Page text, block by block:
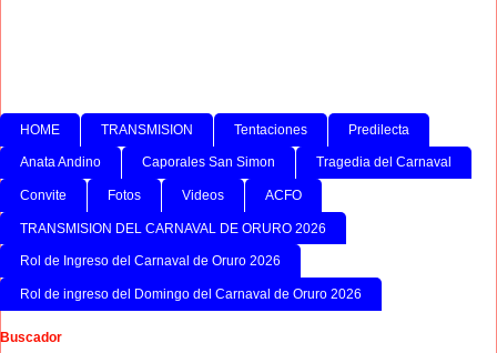
HOME TRANSMISION Tentaciones Predilecta
Anata Andino Caporales San Simon Tragedia del Carnaval
Convite Fotos Videos ACFO
TRANSMISION DEL CARNAVAL DE ORURO 2026
Rol de Ingreso del Carnaval de Oruro 2026
Rol de ingreso del Domingo del Carnaval de Oruro 2026
Buscador